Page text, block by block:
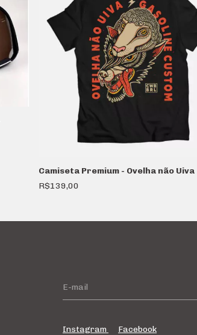
Camiseta Premium - Ovelha não Uiva
R$139,00
Instagram Facebook